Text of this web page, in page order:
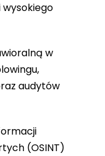
w
audytów
(OSINT)